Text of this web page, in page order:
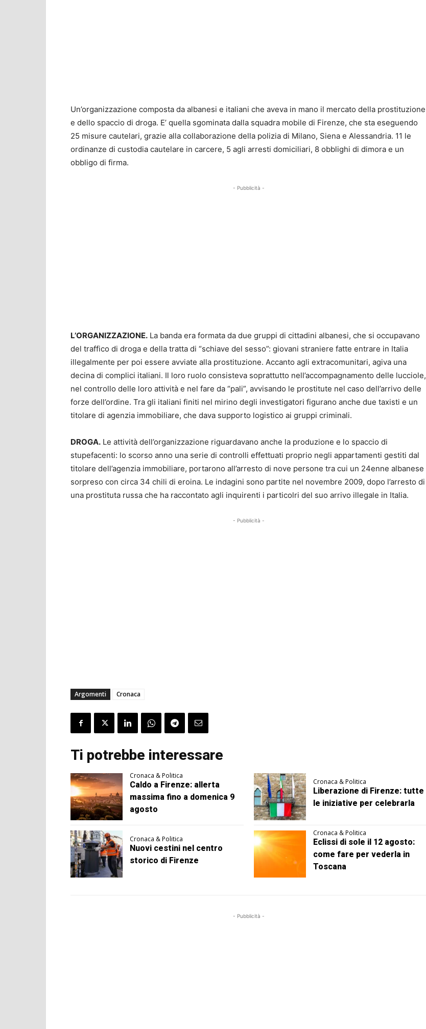
Un’organizzazione composta da albanesi e italiani che aveva in mano il mercato della prostituzione
e dello spaccio di droga. E’ quella sgominata dalla squadra mobile di Firenze, che sta eseguendo
25 misure cautelari, grazie alla collaborazione della polizia di Milano, Siena e Alessandria. 11 le
ordinanze di custodia cautelare in carcere, 5 agli arresti domiciliari, 8 obblighi di dimora e un
obbligo di firma.
- Pubblicità -
L’ORGANIZZAZIONE. La banda era formata da due gruppi di cittadini albanesi, che si occupavano
del traffico di droga e della tratta di “schiave del sesso”: giovani straniere fatte entrare in Italia
illegalmente per poi essere avviate alla prostituzione. Accanto agli extracomunitari, agiva una
decina di complici italiani. Il loro ruolo consisteva soprattutto nell’accompagnamento delle lucciole,
nel controllo delle loro attività e nel fare da “pali”, avvisando le prostitute nel caso dell’arrivo delle
forze dell’ordine. Tra gli italiani finiti nel mirino degli investigatori figurano anche due taxisti e un
titolare di agenzia immobiliare, che dava supporto logistico ai gruppi criminali.
DROGA. Le attività dell’organizzazione riguardavano anche la produzione e lo spaccio di
stupefacenti: lo scorso anno una serie di controlli effettuati proprio negli appartamenti gestiti dal
titolare dell’agenzia immobiliare, portarono all’arresto di nove persone tra cui un 24enne albanese
sorpreso con circa 34 chili di eroina. Le indagini sono partite nel novembre 2009, dopo l’arresto di
una prostituta russa che ha raccontato agli inquirenti i particolri del suo arrivo illegale in Italia.
- Pubblicità -
Argomenti Cronaca
Ti potrebbe interessare
Cronaca & Politica
Caldo a Firenze: allerta
massima fino a domenica 9
agosto
Cronaca & Politica
Liberazione di Firenze: tutte
le iniziative per celebrarla
Cronaca & Politica
Nuovi cestini nel centro
storico di Firenze
Cronaca & Politica
Eclissi di sole il 12 agosto:
come fare per vederla in
Toscana
- Pubblicità -